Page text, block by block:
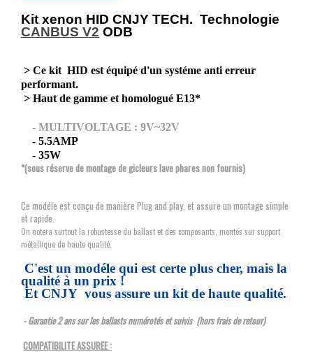
Kit xenon HID CNJY TECH. Technologie
CANBUS V2 ODB
> Ce kit HID est équipé d'un systéme anti erreur
performant.
> Haut de gamme et homologué E13*
- MULTIVOLTAGE : 9V~32V
- 5.5AMP
- 35W
*(sous réserve de montage de gicleurs lave phares non fournis)
Ce modéle est conçu de manière Plug and play, et assure un montage simple
et rapide.
On notera surtout la robustesse du ballast et des composants, montés sur support
métallique de haute qualité.
C'est un modéle qui est certe plus cher, mais la
qualité à un prix !
Et CNJY vous assure un kit de haute qualité.
- Garantie 2 ans sur les ballasts numérotés et suivis (hors frais de retour)
COMPATIBILITE ASSUREE :